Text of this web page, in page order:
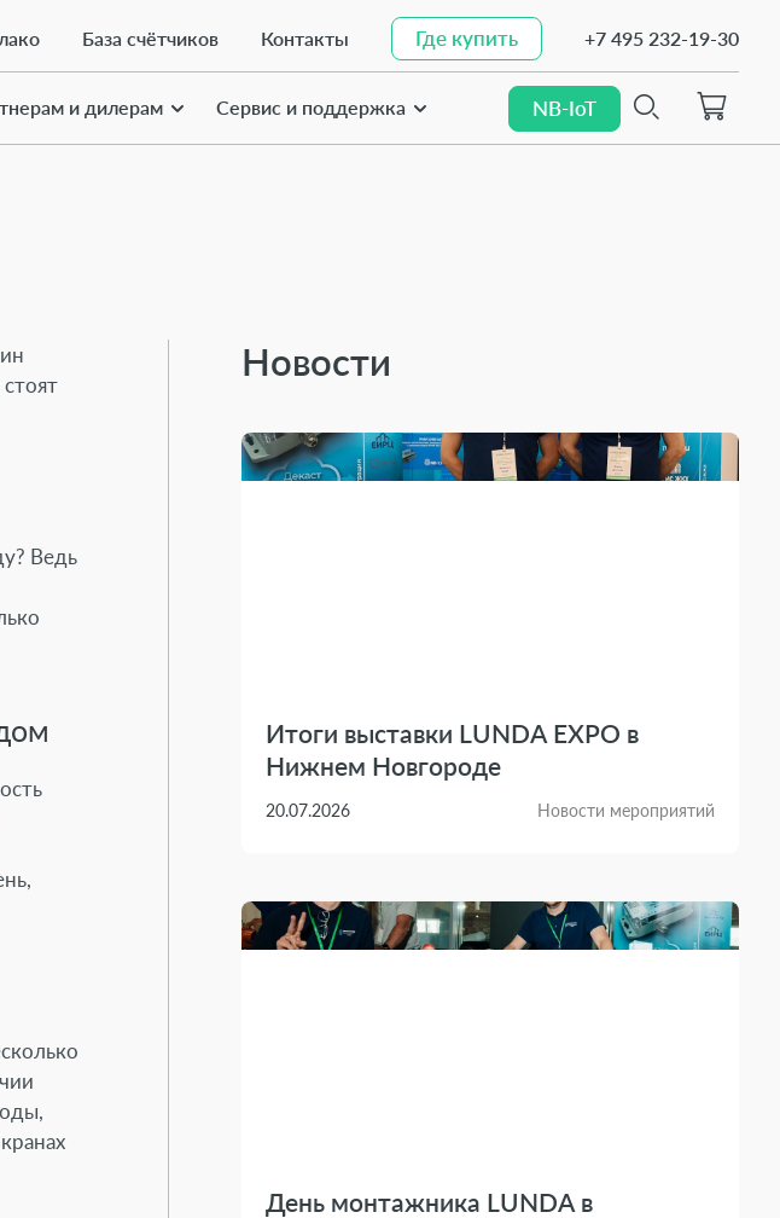
База счётчиков Контакты
Где купить
Где купить
+7 495 232-19-30
и дилерам Сервис и поддержка
NB-IoT
NB-IoT
Ведь
Новости
Итоги выставки LUNDA EXPO в
Нижнем Новгороде
20.07.2026 Новости мероприятий
День монтажника LUNDA в